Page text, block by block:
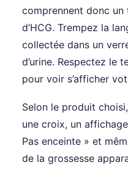
comprennent donc
d’HCG. Trempez la
collectée dans un
d’urine. Respectez le
pour voir s’afficher
Selon le produit
une croix, un
Pas enceinte » et
de la grossesse